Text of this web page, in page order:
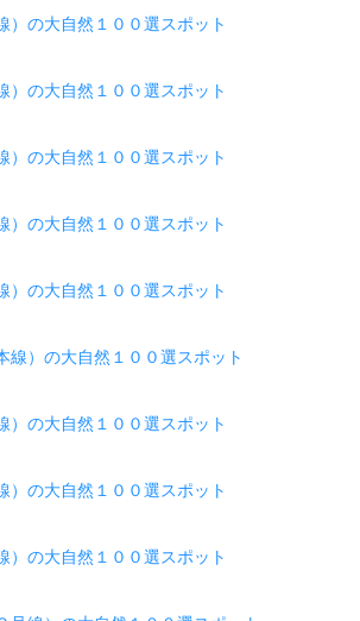
）の大自然１００選スポット
）の大自然１００選スポット
）の大自然１００選スポット
）の大自然１００選スポット
）の大自然１００選スポット
線）の大自然１００選スポット
）の大自然１００選スポット
）の大自然１００選スポット
）の大自然１００選スポット